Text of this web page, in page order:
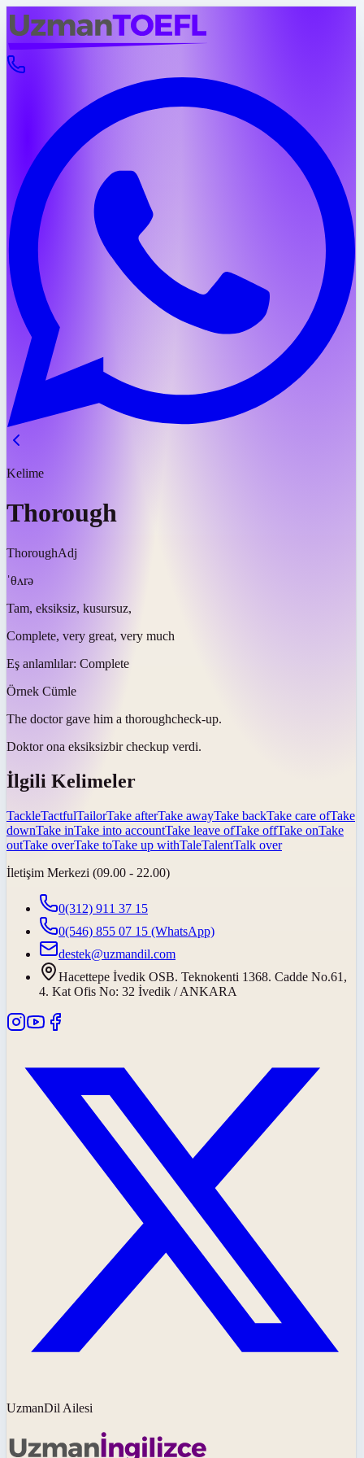
Kelime
Thorough
ThoroughAdj
ˈθʌrə
Tam, eksiksiz, kusursuz,
Complete, very great, very much
Eş anlamlılar: Complete
Örnek Cümle
The doctor gave him a thoroughcheck-up.
Doktor ona eksiksizbir checkup verdi.
İlgili Kelimeler
TackleTactfulTailorTake afterTake awayTake backTake care ofTake
downTake inTake into accountTake leave ofTake offTake onTake
outTake overTake toTake up withTaleTalentTalk over
İletişim Merkezi (09.00 - 22.00)
0(312) 911 37 15
0(546) 855 07 15 (WhatsApp)
destek@uzmandil.com
Hacettepe İvedik OSB. Teknokenti 1368. Cadde No.61,
4. Kat Ofis No: 32 İvedik / ANKARA
UzmanDil Ailesi